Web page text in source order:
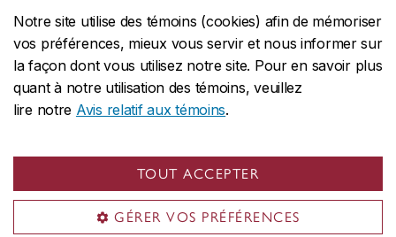
Notre site utilise des témoins (cookies) afin de mémoriser
vos préférences, mieux vous servir et nous informer sur
la façon dont vous utilisez notre site. Pour en savoir plus
quant à notre utilisation des témoins, veuillez
lire notre Avis relatif aux témoins.
TOUT ACCEPTER
GÉRER VOS PRÉFÉRENCES
CENTRALE514-848-2424
URGENCE514-848-3717
Protection et prévention | Accessibilité | Confidentialité
Conditions d'utilisation | Gérer les témoins
© Université Concordia. Montréal, QC, Canada